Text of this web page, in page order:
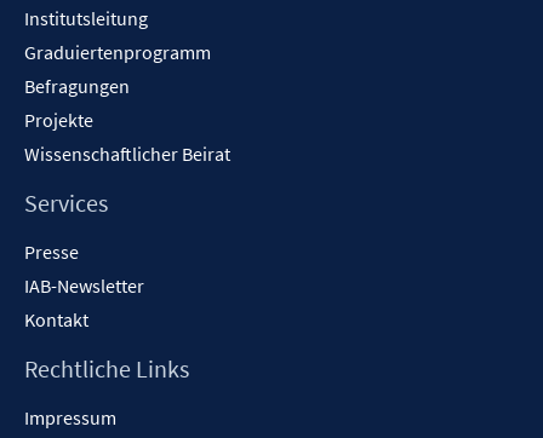
Institutsleitung
Graduiertenprogramm
Befragungen
Projekte
Wissenschaftlicher Beirat
Services
Presse
IAB-Newsletter
Kontakt
Rechtliche Links
Impressum